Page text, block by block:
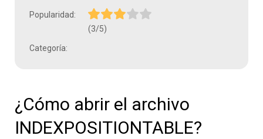
Popularidad:
(3/5)
Categoría:
¿Cómo abrir el archivo
INDEXPOSITIONTABLE?